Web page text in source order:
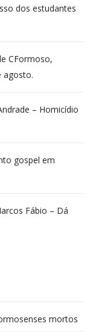
dos estudantes
CFormoso,
agosto.
– Homicídio
gospel em
Fábio – Dá
mortos